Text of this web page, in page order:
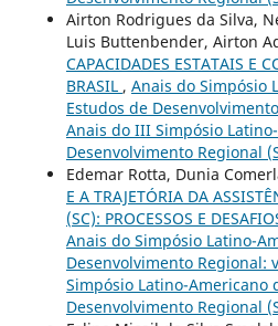
Airton Rodrigues da Silva,
Luis Buttenbender, Airton
CAPACIDADES ESTATAIS E
BRASIL , Anais do Simpósio
Estudos de
Anais do III Simpósio
Desenvolvimento Regional
Edemar Rotta, Dunia
E A TRAJETÓRIA DA
(SC): PROCESSOS E
Anais do Simpósio Latino-
Desenvolvimento Regional:
Simpósio Latino-Americano
Desenvolvimento Regional